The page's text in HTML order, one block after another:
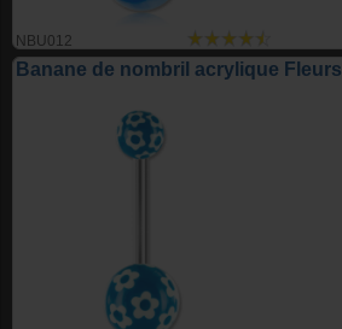
NBU012
Banane de nombril acrylique Fleurs